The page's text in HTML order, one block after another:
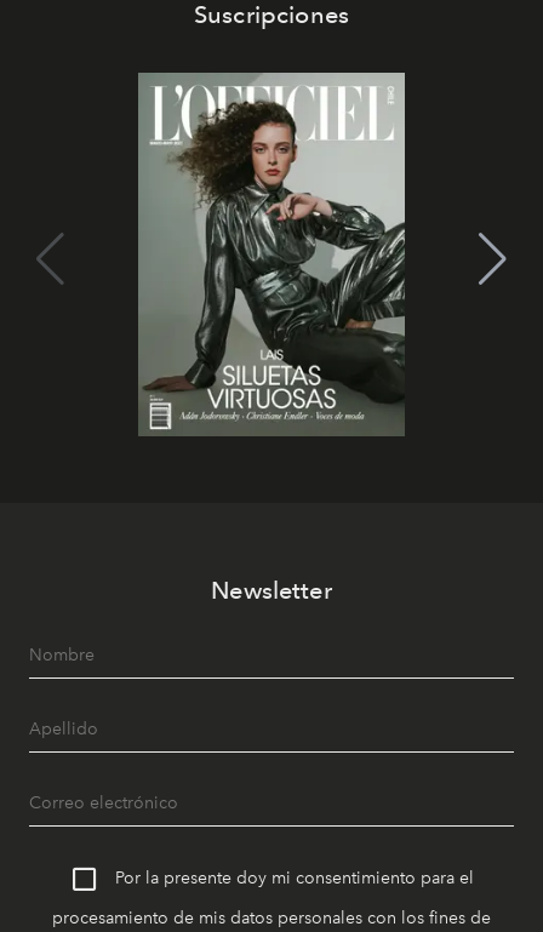
Suscripciones
Newsletter
Por la presente doy mi consentimiento para el
procesamiento de mis datos personales con los fines de